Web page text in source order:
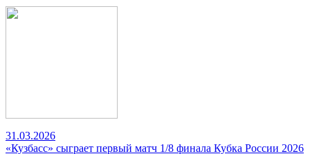
31.03.2026
«Кузбасс» сыграет первый матч 1/8 финала Кубка России 2026